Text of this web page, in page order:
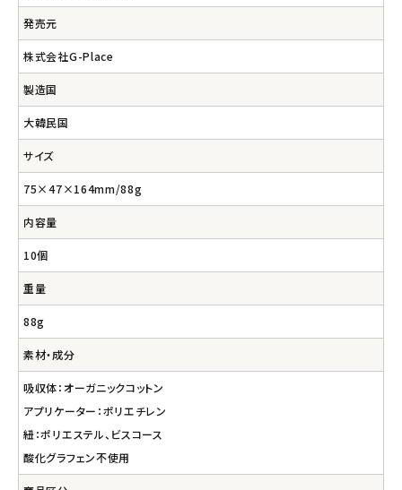
発売元
株式会社G-Place
製造国
大韓民国
サイズ
75×47×164mm/88g
内容量
10個
重量
88g
素材・成分
吸収体：オーガニックコットン
アプリケーター：ポリエチレン
紐：ポリエステル、ビスコース
酸化グラフェン不使用